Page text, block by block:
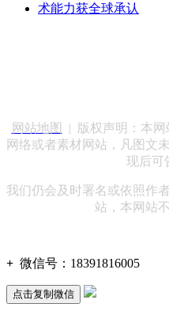
术能力获全球承认
网站地图
| 版权声明：本
网络或者素材网站，凡图文
现后可
我们仍会及时署名或依照作
站，本网站
+ 微信号： 18391816005
点击复制微信